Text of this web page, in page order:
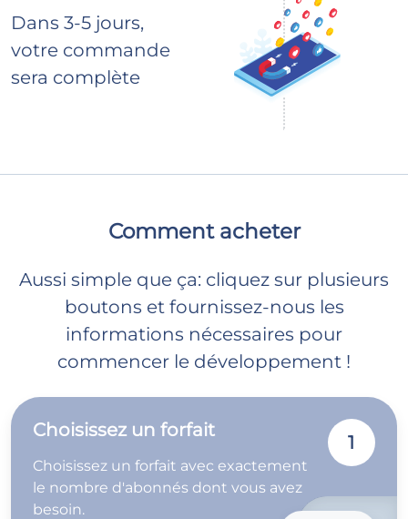
Dans 3-5 jours,
votre commande
sera complète
Comment acheter
Aussi simple que ça: cliquez sur plusieurs
boutons et fournissez-nous les
informations nécessaires pour
commencer le développement !
Choisissez un forfait
Choisissez un forfait avec exactement
le nombre d'abonnés dont vous avez
besoin.
1